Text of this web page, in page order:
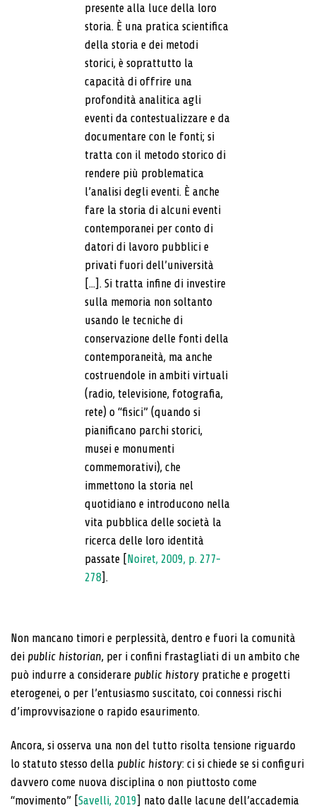
presente alla luce della loro
storia. È una pratica scientifica
della storia e dei metodi
storici, è soprattutto la
capacità di offrire una
profondità analitica agli
eventi da contestualizzare e da
documentare con le fonti; si
tratta con il metodo storico di
rendere più problematica
l’analisi degli eventi. È anche
fare la storia di alcuni eventi
contemporanei per conto di
datori di lavoro pubblici e
privati fuori dell’università
[...]. Si tratta infine di investire
sulla memoria non soltanto
usando le tecniche di
conservazione delle fonti della
contemporaneità, ma anche
costruendole in ambiti virtuali
(radio, televisione, fotografia,
rete) o “fisici” (quando si
pianificano parchi storici,
musei e monumenti
commemorativi), che
immettono la storia nel
quotidiano e introducono nella
vita pubblica delle società la
ricerca delle loro identità
passate [Noiret, 2009, p. 277-
278].
Non mancano timori e perplessità, dentro e fuori la comunità
dei public historian, per i confini frastagliati di un ambito che
può indurre a considerare public history pratiche e progetti
eterogenei, o per l’entusiasmo suscitato, coi connessi rischi
d’improvvisazione o rapido esaurimento.
Ancora, si osserva una non del tutto risolta tensione riguardo
lo statuto stesso della public history: ci si chiede se si configuri
davvero come nuova disciplina o non piuttosto come
“movimento” [ Savelli, 2019 ] nato dalle lacune dell’accademia